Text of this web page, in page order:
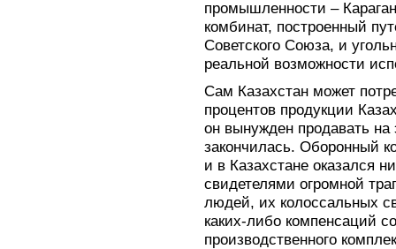
промышленности –
комбинат, построенный
Советского Союза, и
реальной возможности
Сам Казахстан может
процентов продукции
он вынужден продавать на
закончилась. Оборонный
и в Казахстане оказался
свидетелями огромной
людей, их колоссальных
каких-либо компенсаций
производственного